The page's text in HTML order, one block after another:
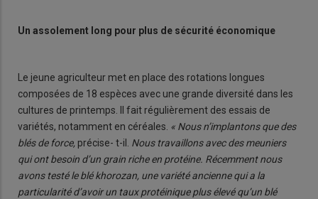
Un assolement long pour plus de sécurité économique
Le jeune agriculteur met en place des rotations longues
composées de 18 espèces avec une grande diversité dans les
cultures de printemps. Il fait régulièrement des essais de
variétés, notamment en céréales. « Nous n’implantons que des
blés de force, précise- t-il. Nous travaillons avec des meuniers
qui ont besoin d’un grain riche en protéine. Récemment nous
avons testé le blé khorozan, une variété ancienne qui a la
particularité d’avoir un taux protéinique plus élevé qu’un blé